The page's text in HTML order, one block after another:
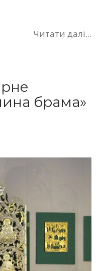
Читати далі...
брама»